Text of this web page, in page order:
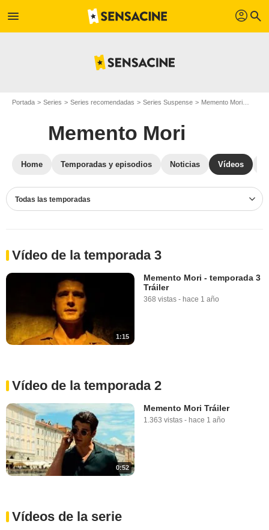
menu profil search
Portada Series Series recomendadas Series Suspense Memento Mori
Memento Mori
Home Temporadas y episodios Noticias Vídeos
Todas las temporadas
Vídeo de la temporada 3
1:15
Memento Mori - temporada 3
Tráiler
368 vistas - hace 1 año
Vídeo de la temporada 2
0:52
Memento Mori Tráiler
1.363 vistas - hace 1 año
Vídeos de la serie